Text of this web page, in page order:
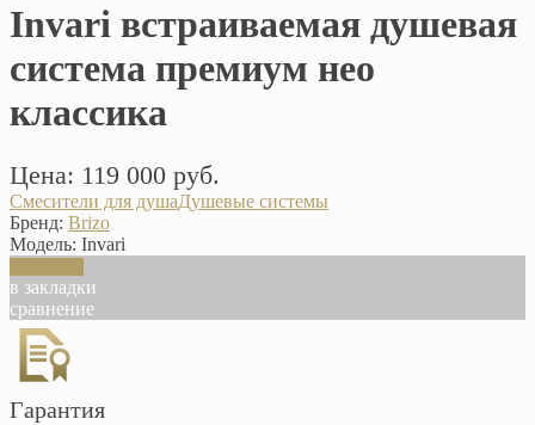
Invari встраиваемая душевая
система премиум нео
классика
Цена: 119 000 руб.
Смесители для душаДушевые системы
Бренд: Brizo
Модель: Invari
в закладки
сравнение
Гарантия